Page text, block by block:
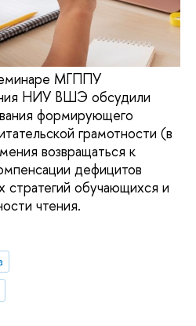
МГППУ
НИУ ВШЭ обсудили
формирующего
грамотности (в
возвращаться к
дефицитов
стратегий обучающихся и
чтения.